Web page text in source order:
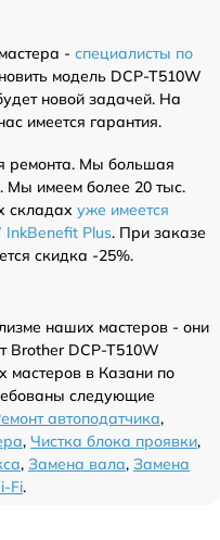
- специалисты по
модель DCP-T510W
новой задачей. На
имеется гарантия.
ремонта. Мы большая
Мы имеем более 20 тыс.
складах уже имеется
InkBenefit Plus. При заказе
скидка -25%.
наших мастеров - они
Brother DCP-T510W
мастеров в Казани по
следующие
автоподатчика,
, Чистка блока проявки,
, Замена вала, Замена
Fi.